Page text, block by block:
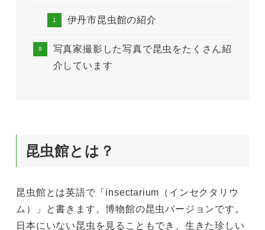
伊丹市昆虫館の紹介
写真家撮影した写真で昆虫をたくさん紹
介しています
昆虫館とは？
昆虫館とは英語で「insectarium（インセクタリウ
ム）」と書きます。博物館の昆虫バージョンです。
日本にいない昆虫を見ることもでき、生きた珍しい